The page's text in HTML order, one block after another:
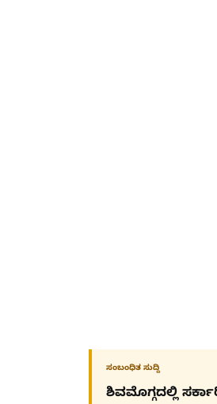
ಸಂಬಂಧಿತ ಸುದ್ದಿ
ಶಿವಮೊಗ್ಗದಲ್ಲಿ